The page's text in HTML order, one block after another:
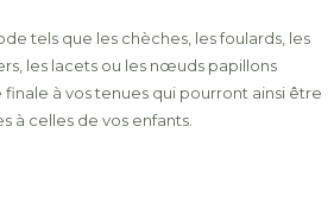
tels que les chèches, les foulards, les
les lacets ou les nœuds papillons
à vos tenues qui pourront ainsi être
à celles de vos enfants.